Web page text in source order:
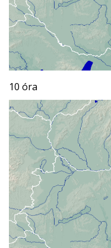
10 óra